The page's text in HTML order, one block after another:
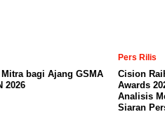
bagi Ajang GSMA
2026
Pers Rilis
Cision
Awards
Analisis
Siaran